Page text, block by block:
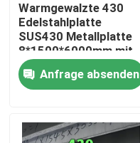
Zu Hause
Warmgewalzte 430
Edelstahlplatte
SUS430 Metallplatte
8*1500*6000mm mit
NO.1 Oberfläche
Anfrage absenden